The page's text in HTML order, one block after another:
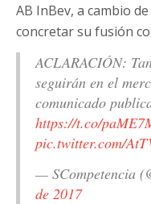
AB InBev, a cambio
concretar su fusión
ACLARACIÓN:
seguirán en el
comunicado
https://t.co/
pic.twitter.com/
— SCompetencia
de 2017